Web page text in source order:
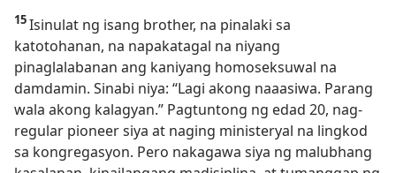
15Isinulat ng isang brother, na pinalaki sa
katotohanan, na napakatagal na niyang
pinaglalabanan ang kaniyang homoseksuwal na
damdamin. Sinabi niya: “Lagi akong naaasiwa. Parang
wala akong kalagyan.” Pagtuntong ng edad 20, nag-
regular pioneer siya at naging ministeryal na lingkod
sa kongregasyon. Pero nakagawa siya ng malubhang